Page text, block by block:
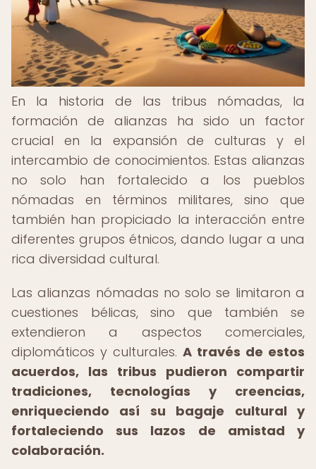
En la historia de las tribus nómadas, la
formación de alianzas ha sido un factor
crucial en la expansión de culturas y el
intercambio de conocimientos. Estas alianzas
no solo han fortalecido a los pueblos
nómadas en términos militares, sino que
también han propiciado la interacción entre
diferentes grupos étnicos, dando lugar a una
rica diversidad cultural.
Las alianzas nómadas no solo se limitaron a
cuestiones bélicas, sino que también se
extendieron a aspectos comerciales,
diplomáticos y culturales. A través de estos
acuerdos, las tribus pudieron compartir
tradiciones, tecnologías y creencias,
enriqueciendo así su bagaje cultural y
fortaleciendo sus lazos de amistad y
colaboración.